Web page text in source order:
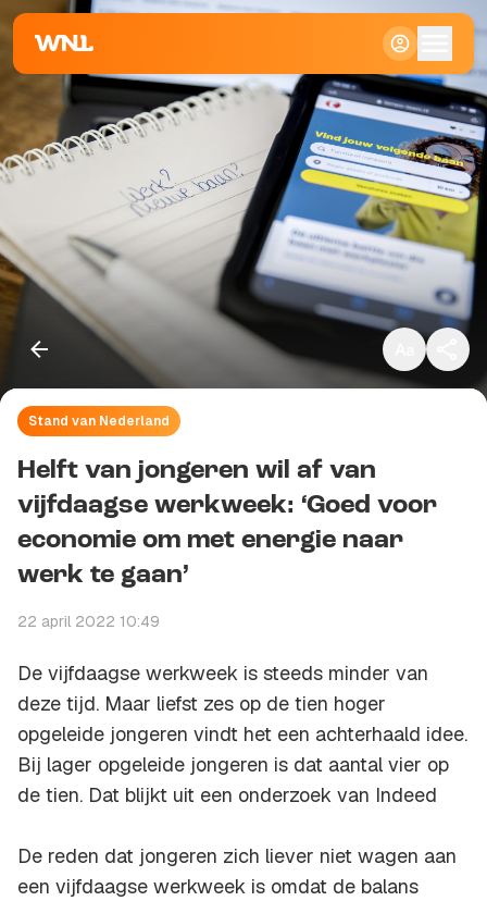
Klein
Standaard
Groot
Stand van Nederland
Helft van jongeren wil af van
vijfdaagse werkweek: ‘Goed voor
economie om met energie naar
werk te gaan’
22 april 2022 10:49
De vijfdaagse werkweek is steeds minder van
deze tijd. Maar liefst zes op de tien hoger
opgeleide jongeren vindt het een achterhaald idee.
Bij lager opgeleide jongeren is dat aantal vier op
de tien. Dat blijkt uit een onderzoek van Indeed
De reden dat jongeren zich liever niet wagen aan
een vijfdaagse werkweek is omdat de balans